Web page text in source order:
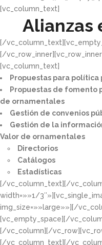
[vc_column_text]
Alianzas
[/
[/
[vc_column_text]
Propuestas para política
Propuestas de fomento
de ornamentales​
Gestión de convenios
Gestión de la
Valor de ornamentales​
Directorios​
Catálogos​
Estadísticas
[/vc_column_text][/
width=»»1/
img_size=»»large»»][/
[vc_empty_space][/
[/vc_column][/
[/vc_column_text][/